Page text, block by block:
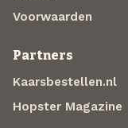
Voorwaarden
Partners
Kaarsbestellen.nl
Hopster Magazine